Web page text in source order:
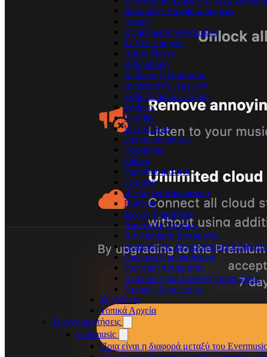
Δοκιμάστε Premium Δωρεάν
Αγορές
Ενημέρωση Λογισμικού
Τι Νέο Υπάρχει
Audio Player
Βιβλιοθήκη
Κωδικός Πρόσβασης
Διαχειριστής Αρχείων
Editor Ετικετών Ήχου
Widgets
CarPlay
Wi-Fi Drive
Προσωποποίηση
Παράθυρο
Οθόνη
Προσβασιμότητα
Γλώσσα
Backup & Επαναφορά
Βοήθεια
Συχνές Ερωτήσεις
Αποστολή Σχολίων
Κοινοποίηση Εφαρμογής
Ανακαλύψτε Περισσότερες
Όροι και Προϋποθέσεις
Πολιτική Απορρήτου
Αναλύσεις και Συλλογή Δεδομένων
Νομικές Σημειώσεις
Συνδέσεις
Τοπικά Αρχεία
Συχνές ερωτήσεις
Evermusic
Ποια είναι η διαφορά μεταξύ του